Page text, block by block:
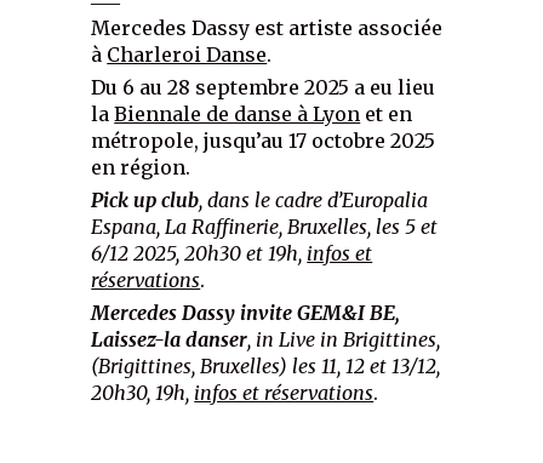
Mercedes Dassy est artiste associée
à Charleroi Danse.
Du 6 au 28 septembre 2025 a eu lieu
laBiennale de danse à Lyon et en
métropole, jusqu’au 17 octobre 2025
en région.
Pick up club, dans le cadre d’Europalia
Espana, La Raffinerie, Bruxelles, les 5 et
6/12 2025, 20h30 et 19h, infos et
réservations.
Mercedes Dassy invite GEM&I BE,
Laissez-la danser, in Live in Brigittines,
(Brigittines, Bruxelles) les 11, 12 et 13/12,
20h30, 19h, infos et réservations.